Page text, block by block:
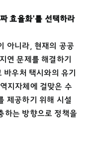
효율화’를 선택하라
아니라, 현재의 공공
연 문제를 해결하기
우처 택시와의 유기
지자체에 걸맞은 수
제공하기 위해 시설
하는 방향으로 정책을